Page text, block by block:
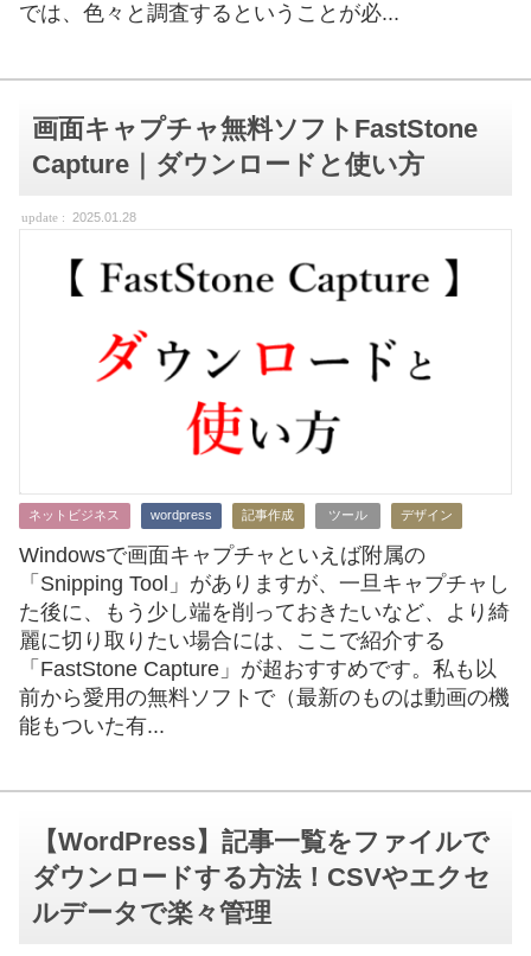
では、色々と調査するということが必...
画面キャプチャ無料ソフトFastStone
Capture｜ダウンロードと使い方
2025.01.28
ネットビジネス wordpress 記事作成 ツール デザイン
Windowsで画面キャプチャといえば附属の
「Snipping Tool」がありますが、一旦キャプチャし
た後に、もう少し端を削っておきたいなど、より綺
麗に切り取りたい場合には、ここで紹介する
「FastStone Capture」が超おすすめです。私も以
前から愛用の無料ソフトで（最新のものは動画の機
能もついた有...
【WordPress】記事一覧をファイルで
ダウンロードする方法！CSVやエクセ
ルデータで楽々管理